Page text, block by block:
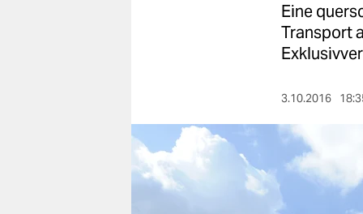
berlin
nord
Eine
Transport
3.10.2016